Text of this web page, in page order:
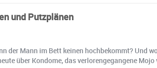
und Putzplänen
der Mann im Bett keinen hochbekommt?
über Kondome, das verlorengegangene